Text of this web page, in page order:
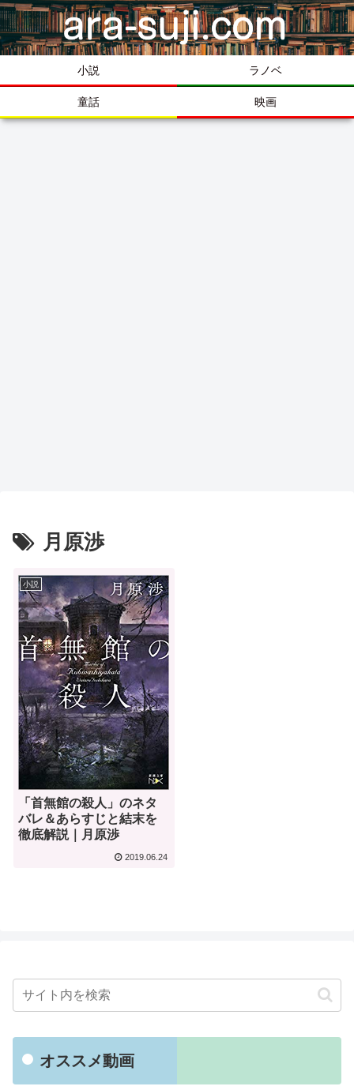
小説 ラノベ
童話 映画
月原渉
小説
「首無館の殺人」のネタ
バレ＆あらすじと結末を
徹底解説｜月原渉
2019.06.24
オススメ動画